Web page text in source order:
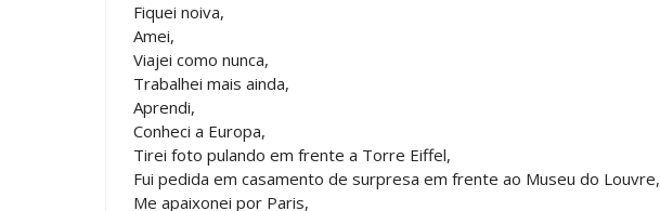
Fiquei noiva,
Amei,
Viajei como nunca,
Trabalhei mais ainda,
Aprendi,
Conheci a Europa,
Tirei foto pulando em frente a Torre Eiffel,
Fui pedida em casamento de surpresa em frente ao Museu do Louvre,
Me apaixonei por Paris,